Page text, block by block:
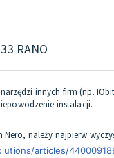
RANO
innych firm (np.
instalacji.
należy najpierw
articles/